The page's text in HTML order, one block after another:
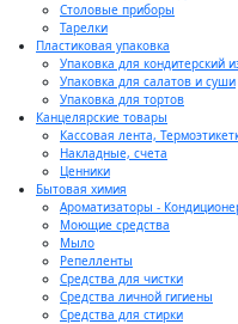
Столовые приборы
Тарелки
Пластиковая упаковка
Упаковка для кондитерский
Упаковка для салатов и суши
Упаковка для тортов
Канцелярские товары
Кассовая лента,
Накладные, счета
Ценники
Бытовая химия
Ароматизаторы -
Моющие средства
Мыло
Репелленты
Средства для чистки
Средства личной гигиены
Средства для стирки